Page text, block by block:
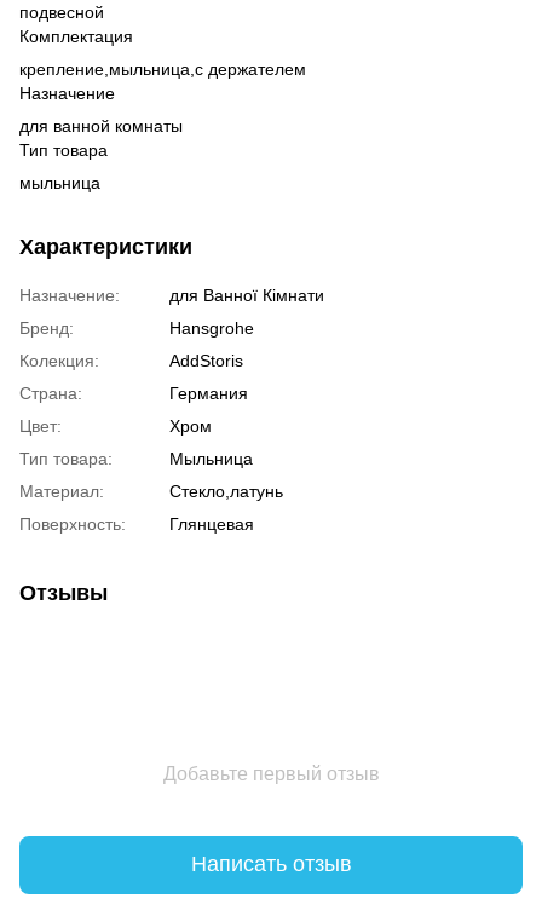
подвесной
Комплектация
крепление, мыльница, с держателем
Назначение
для ванной комнаты
Тип товара
мыльница
Характеристики
Назначение:
для Ванної Кімнати
Бренд:
Hansgrohe
Колекция:
AddStoris
Страна:
Германия
Цвет:
Хром
Тип товара:
Мыльница
Материал:
Стекло,латунь
Поверхность:
Глянцевая
Отзывы
Добавьте первый отзыв
Написать отзыв